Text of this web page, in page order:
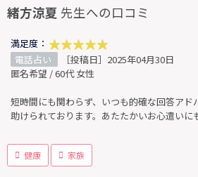
緒方涼夏 先生への口コミ
満足度：
電話占い
［投稿日］2025年04月30日
匿名希望 / 60代 女性
短時間にも関わらず、いつも的確な回答アド
助けられております。あたたかいお心遣いに
健康 家族